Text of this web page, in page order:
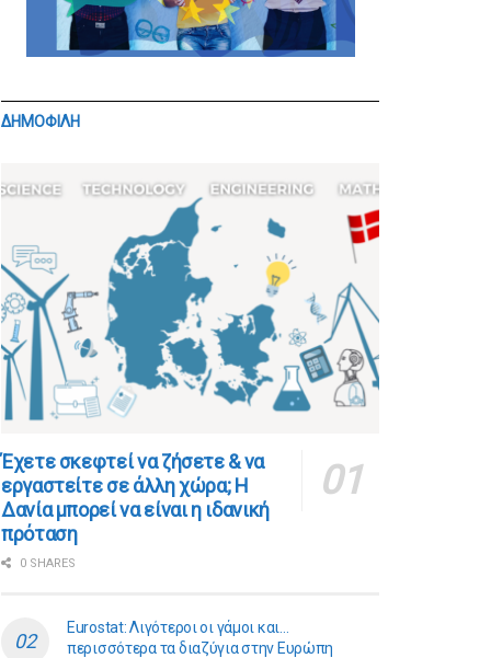
ΔΗΜΟΦΙΛΗ
​​Έχετε σκεφτεί να ζήσετε & να
εργαστείτε σε άλλη χώρα; Η
Δανία μπορεί να είναι η ιδανική
πρόταση
0 SHARES
Eurostat: Λιγότεροι οι γάμοι και…
περισσότερα τα διαζύγια στην Ευρώπη